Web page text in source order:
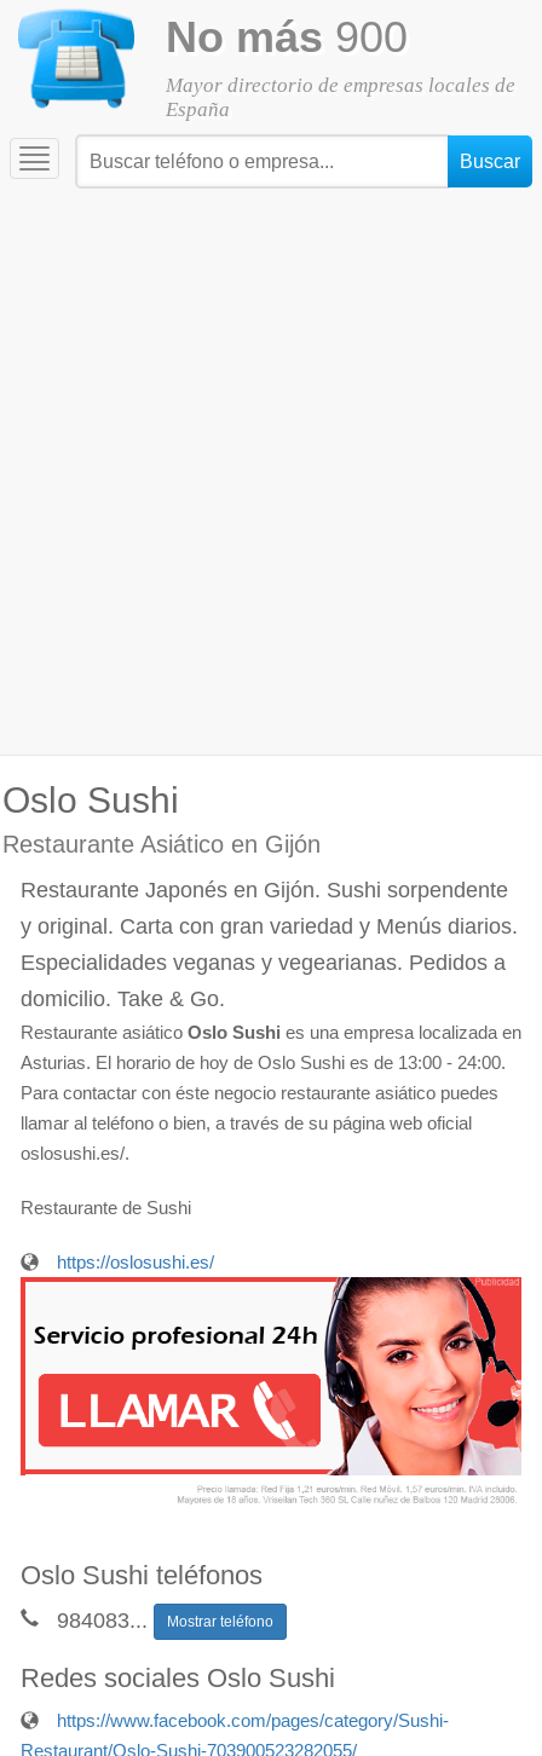
No más 900
Mayor directorio de empresas locales de
España
Toggle
navigation
Oslo Sushi
Restaurante Asiático en Gijón
Restaurante Japonés en Gijón. Sushi sorpendente
y original. Carta con gran variedad y Menús diarios.
Especialidades veganas y vegearianas. Pedidos a
domicilio. Take & Go.
Restaurante asiático Oslo Sushi es una empresa localizada en
Asturias. El horario de hoy de Oslo Sushi es de 13:00 - 24:00.
Para contactar con éste negocio restaurante asiático puedes
llamar al teléfono o bien, a través de su página web oficial
oslosushi.es/.
Restaurante de Sushi
https://oslosushi.es/
Oslo Sushi teléfonos
984083... Mostrar teléfono
Redes sociales Oslo Sushi
https://www.facebook.com/pages/category/Sushi-
Restaurant/Oslo-Sushi-703900523282055/